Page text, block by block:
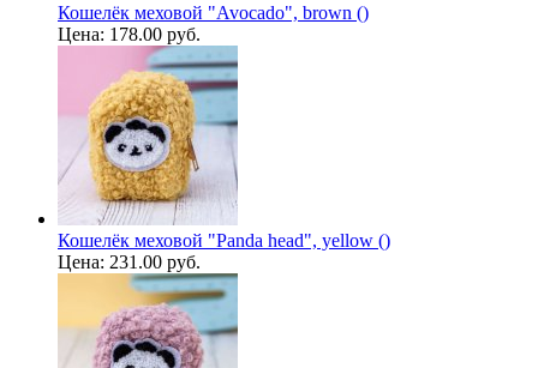
Кошелёк меховой "Avocado", brown ()
Цена: 178.00 руб.
Кошелёк меховой "Panda head", yellow ()
Цена: 231.00 руб.